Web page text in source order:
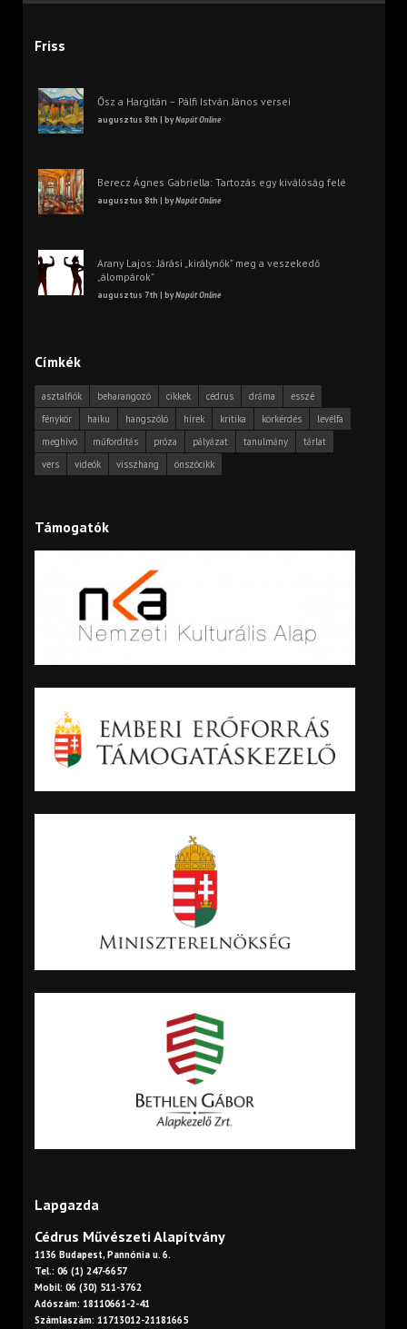
Friss
Ősz a Hargitán – Pálfi István János versei
augusztus 8th | byNapút Online
Berecz Ágnes Gabriella: Tartozás egy kiválóság felé
augusztus 8th | byNapút Online
Arany Lajos: Járási „királynők” meg a veszekedő
„álompárok”
augusztus 7th | byNapút Online
Címkék
asztalfiók beharangozó cikkek cédrus dráma
esszé
fénykör
haiku hangszóló hírek kritika körkérdés
levélfa
meghívó
műfordítás próza pályázat tanulmány
tárlat
vers
videók visszhang önszócikk
Támogatók
Lapgazda
Cédrus Művészeti Alapítvány
1136 Budapest, Pannónia u. 6.
Tel.: 06 (1) 247-6657
Mobil: 06 (30) 511-3762
Adószám: 18110661-2-41
Számlaszám: 11713012-21181665